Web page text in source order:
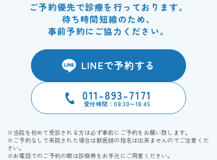
ご予約優先で診療を行っております。
待ち時間短縮のため、
事前予約にご協力ください。
LINEで予約する
011-893-7171
受付時間：08:30〜18:45
※当院を初めて受診される方は必ず事前にご予約をお願い致します。
※ご予約なしで来院された場合は獣医師の指名は出来ませんのでご注意くだ
さい。
※お電話でのご予約の際は診察券をお手元にご用意ください。